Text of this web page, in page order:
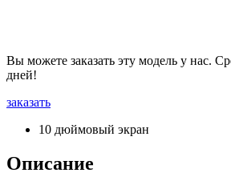
Вы можете заказать эту модель у нас.
дней!
заказать
10 дюймовый экран
Описание